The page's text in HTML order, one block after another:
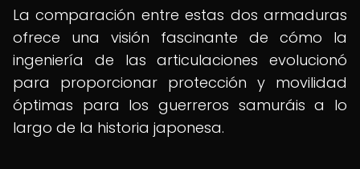
La comparación entre estas dos armaduras
ofrece una visión fascinante de cómo la
ingeniería de las articulaciones evolucionó
para proporcionar protección y movilidad
óptimas para los guerreros samuráis a lo
largo de la historia japonesa.